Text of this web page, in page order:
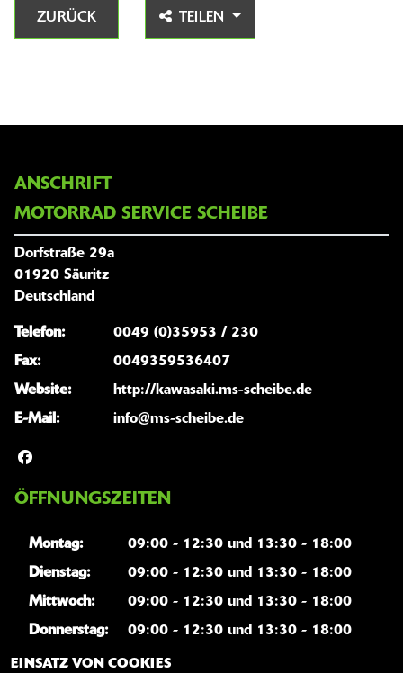
ZURÜCK TEILEN
ANSCHRIFT
MOTORRAD SERVICE SCHEIBE
Dorfstraße 29a
01920 Säuritz
Deutschland
Telefon:
0049 (0)35953 / 230
Fax:
0049359536407
Website:
http://kawasaki.ms-scheibe.de
E-Mail:
info@ms-scheibe.de
ÖFFNUNGSZEITEN
Montag:
09:00 - 12:30 und 13:30 - 18:00
Dienstag:
09:00 - 12:30 und 13:30 - 18:00
Mittwoch:
09:00 - 12:30 und 13:30 - 18:00
Donnerstag:
09:00 - 12:30 und 13:30 - 18:00
Freitag:
09:00 - 12:30 und 13:30 - 18:00
EINSATZ VON COOKIES